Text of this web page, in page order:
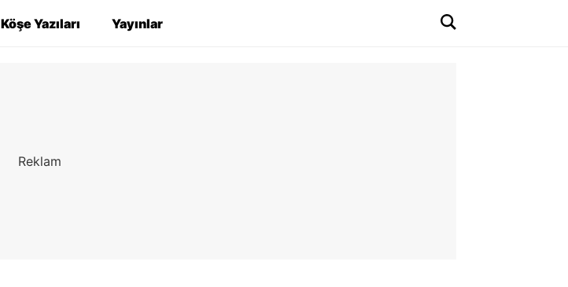
Köşe Yazıları Yayınlar